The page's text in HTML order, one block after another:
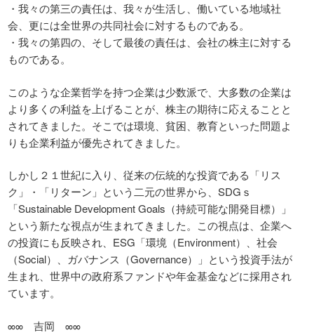
・我々の第三の責任は、我々が生活し、働いている地域社
会、更には全世界の共同社会に対するものである。
・我々の第四の、そして最後の責任は、会社の株主に対する
ものである。
このような企業哲学を持つ企業は少数派で、大多数の企業は
より多くの利益を上げることが、株主の期待に応えることと
されてきました。そこでは環境、貧困、教育といった問題よ
りも企業利益が優先されてきました。
しかし２１世紀に入り、従来の伝統的な投資である「リス
ク」・「リターン」という二元の世界から、SDGｓ
「Sustainable Development Goals（持続可能な開発目標）」
という新たな視点が生まれてきました。この視点は、企業へ
の投資にも反映され、ESG「環境（Environment）、社会
（Social）、ガバナンス（Governance）」という投資手法が
生まれ、世界中の政府系ファンドや年金基金などに採用され
ています。
∞∞ 吉岡 ∞∞